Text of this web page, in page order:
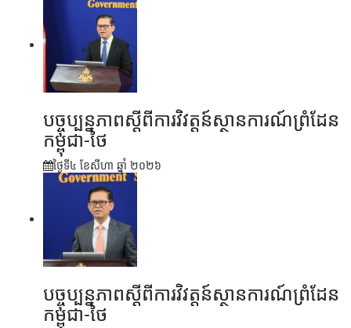
បច្ចុប្បន្នភាពស្ដីពីការវិវត្តន៍ស្ថានការណ៍ព្រំដែន
កម្ពុជា-ថៃ
ថ្ងៃទី៤ ខែ​សីហា ឆ្នាំ ២០២៦
បច្ចុប្បន្នភាពស្ដីពីការវិវត្តន៍ស្ថានការណ៍ព្រំដែន
កម្ពុជា-ថៃ